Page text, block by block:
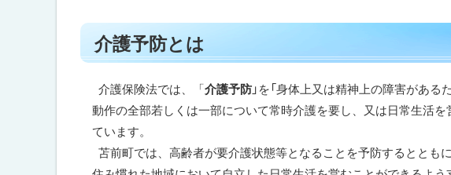
介護予防とは
介護保険法では、「介護予防 」を「身体上又は精神上の障害があ
動作の全部若しくは一部について常時介護を要し、又は日常生活
ています。
苫前町では、高齢者が要介護状態等となることを予防するととも